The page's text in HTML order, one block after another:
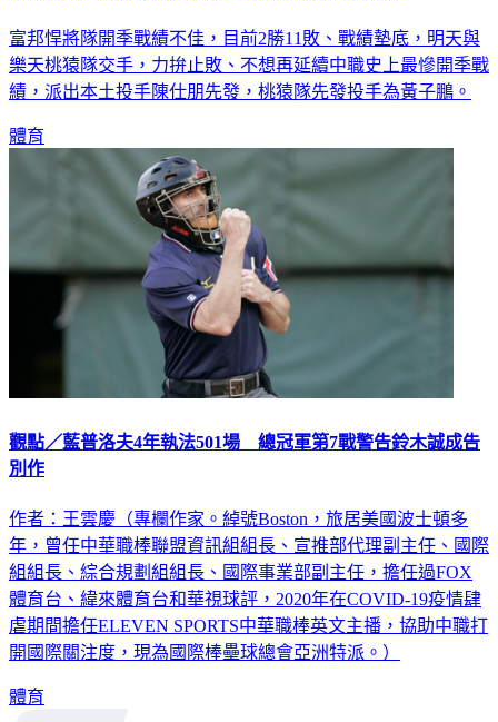
富邦悍將隊開季戰績不佳，目前2勝11敗、戰績墊底，明天與
樂天桃猿隊交手，力拚止敗、不想再延續中職史上最慘開季戰
績，派出本土投手陳仕朋先發，桃猿隊先發投手為黃子鵬。
體育
觀點／藍普洛夫4年執法501場 總冠軍第7戰警告鈴木誠成告
別作
作者：王雲慶（專欄作家。綽號Boston，旅居美國波士頓多
年，曾任中華職棒聯盟資訊組組長、宣推部代理副主任、國際
組組長、綜合規劃組組長、國際事業部副主任，擔任過FOX
體育台、緯來體育台和華視球評，2020年在COVID-19疫情肆
虐期間擔任ELEVEN SPORTS中華職棒英文主播，協助中職打
開國際關注度，現為國際棒壘球總會亞洲特派。）
體育